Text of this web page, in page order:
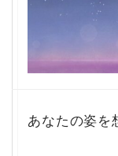
あなたの姿を